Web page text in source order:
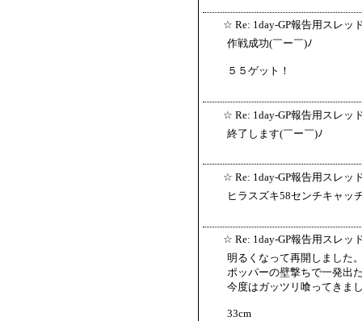
☆ Re: 1day-GP報告用スレッ
作戦成功(￣ー￣)ﾉ
５５ゲット！
☆ Re: 1day-GP報告用スレッ
終了します(￣ー￣)ﾉ
☆ Re: 1day-GP報告用スレッ
ヒラスズキ58センチキャッ
☆ Re: 1day-GP報告用スレッ
明るくなって再開しました
ポッパーの壁撃ちで一発出
今度はガッツリ喰ってきま
33cm